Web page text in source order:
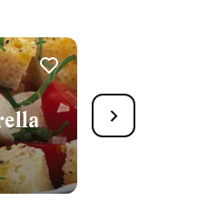
9
Bunter
35 Min.